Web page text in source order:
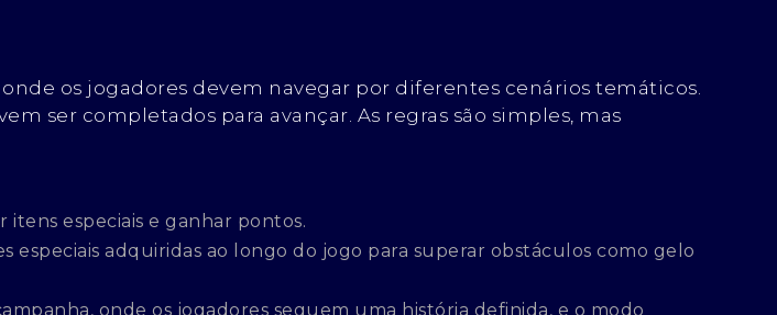
os jogadores devem navegar por diferentes cenários temáticos.
ser completados para avançar. As regras são simples, mas
especiais e ganhar pontos.
especiais adquiridas ao longo do jogo para superar obstáculos como gelo
onde os jogadores seguem uma história definida, e o modo